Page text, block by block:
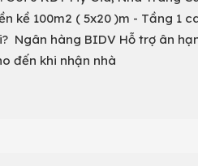
kề 100m2 ( 5x20 )m - Tầng 1
hàng BIDV Hỗ trợ ân
đến khi nhận nhà